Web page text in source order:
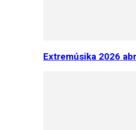
Extremúsika 2026